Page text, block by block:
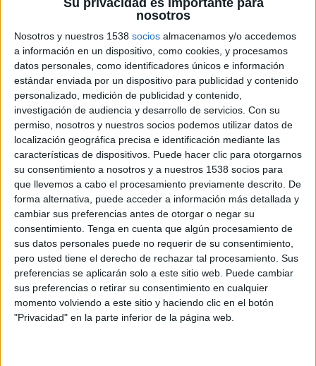
Su privacidad es importante para
nosotros
Nosotros y nuestros 1538 socios almacenamos y/o accedemos
a información en un dispositivo, como cookies, y procesamos
datos personales, como identificadores únicos e información
estándar enviada por un dispositivo para publicidad y contenido
personalizado, medición de publicidad y contenido,
investigación de audiencia y desarrollo de servicios. Con su
permiso, nosotros y nuestros socios podemos utilizar datos de
localización geográfica precisa e identificación mediante las
características de dispositivos. Puede hacer clic para otorgarnos
su consentimiento a nosotros y a nuestros 1538 socios para
que llevemos a cabo el procesamiento previamente descrito. De
forma alternativa, puede acceder a información más detallada y
cambiar sus preferencias antes de otorgar o negar su
consentimiento. Tenga en cuenta que algún procesamiento de
sus datos personales puede no requerir de su consentimiento,
pero usted tiene el derecho de rechazar tal procesamiento. Sus
preferencias se aplicarán solo a este sitio web. Puede cambiar
sus preferencias o retirar su consentimiento en cualquier
momento volviendo a este sitio y haciendo clic en el botón
"Privacidad" en la parte inferior de la página web.
Los Premios Ampe 2016 se celebrarán el 28
de abril en Madrid.